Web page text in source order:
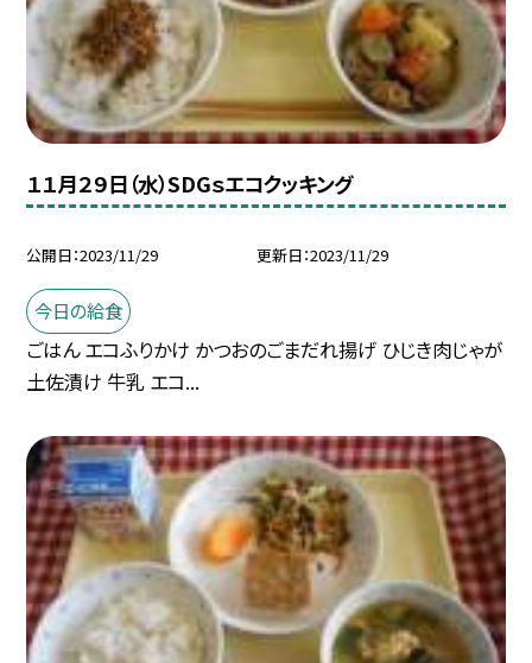
１１月２９日（水）SDGｓエコクッキング
公開日 2023/11/29 更新日 2023/11/29
今日の給食
ごはん エコふりかけ かつおのごまだれ揚げ ひじき肉じゃが
土佐漬け 牛乳 エコ...